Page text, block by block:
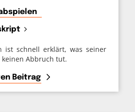
ist schnell erklärt, was seiner
keinen Abbruch tut.
Beitrag